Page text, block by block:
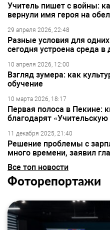
Учитель пишет с войны:
вернули имя героя на
29 апреля 2026, 22:48
Разные условия для
сегодня устроена среда в
10 апреля 2026, 12:00
Взгляд зумера: как
обучение
10 марта 2026, 18:17
Первая полоса в Пекине:
благодарят «Учительскую
11 декабря 2025, 21:40
Решение проблемы с
много времени, заявил
Все топ новости
Фоторепортажи